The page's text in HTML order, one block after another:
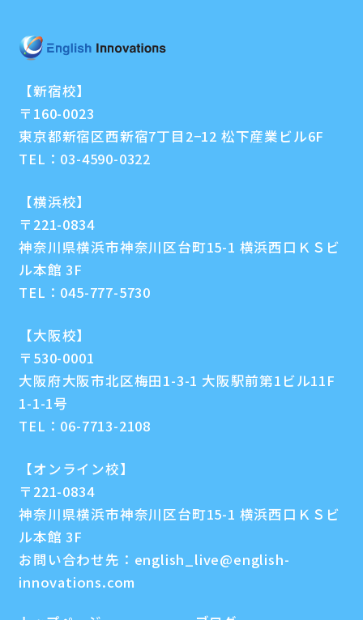
【新宿校】
〒160-0023
東京都新宿区西新宿7丁目2−12 松下産業ビル6F
TEL： 03-4590-0322
【横浜校】
〒221-0834
神奈川県横浜市神奈川区台町15-1 横浜西口ＫＳビ
ル本館 3F
TEL： 045-777-5730
【大阪校】
〒530-0001
大阪府大阪市北区梅田1-3-1 大阪駅前第1ビル11F
1-1-1号
TEL： 06-7713-2108
【オンライン校】
〒221-0834
神奈川県横浜市神奈川区台町15-1 横浜西口ＫＳビ
ル本館 3F
お問い合わせ先： english_live@english-
innovations.com